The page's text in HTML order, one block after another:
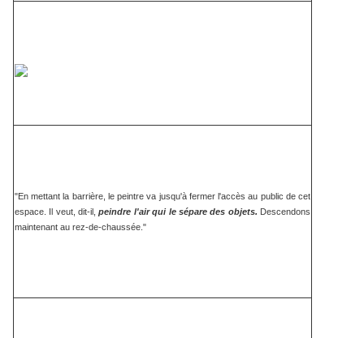
"En mettant la barrière, le peintre va jusqu'à fermer l'accès au public de cet
espace. Il veut, dit-il,peindre l'air qui le sépare des objets. Descendons
maintenant au rez-de-chaussée."